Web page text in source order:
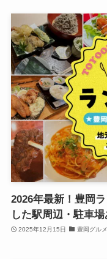
2026年最新！豊岡
した駅周辺・駐車
2025年12月15日 豊岡グルメ